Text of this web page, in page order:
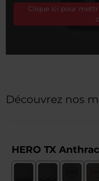
Clique ici pour
Découvrez nos
HERO TX